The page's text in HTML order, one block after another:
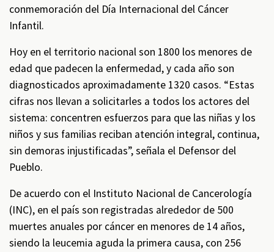
conmemoración del Día Internacional del Cáncer
Infantil.
Hoy en el territorio nacional son 1800 los menores de
edad que padecen la enfermedad, y cada año son
diagnosticados aproximadamente 1320 casos. “Estas
cifras nos llevan a solicitarles a todos los actores del
sistema: concentren esfuerzos para que las niñas y los
niños y sus familias reciban atención integral, continua,
sin demoras injustificadas”, señala el Defensor del
Pueblo.
De acuerdo con el Instituto Nacional de Cancerología
(INC), en el país son registradas alrededor de 500
muertes anuales por cáncer en menores de 14 años,
siendo la leucemia aguda la primera causa, con 256